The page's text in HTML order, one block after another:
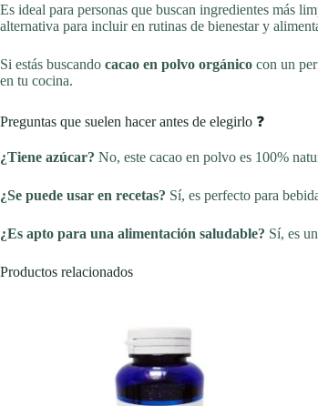
Es ideal para personas que buscan ingredientes más
alternativa para incluir en rutinas de bienestar y
Si estás buscando cacao en polvo orgánico con un
en tu cocina.
Preguntas que suelen hacer antes de elegirlo ❓
¿Tiene azúcar? No, este cacao en polvo es 100%
¿Se puede usar en recetas? Sí, es perfecto para
¿Es apto para una alimentación saludable? Sí, es
Productos relacionados